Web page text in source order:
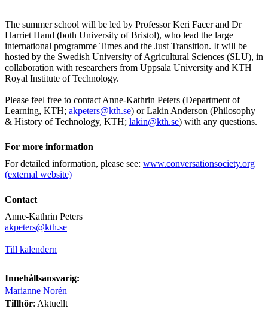
The summer school will be led by Professor Keri Facer and Dr
Harriet Hand (both University of Bristol), who lead the large
international programme Times and the Just Transition. It will be
hosted by the Swedish University of Agricultural Sciences (SLU), in
collaboration with researchers from Uppsala University and KTH
Royal Institute of Technology.
Please feel free to contact Anne-Kathrin Peters (Department of
Learning, KTH; akpeters@kth.se) or Lakin Anderson (Philosophy
& History of Technology, KTH; lakin@kth.se) with any questions.
For more information
For detailed information, please see: www.conversationsociety.org
(external website)
Contact
Anne-Kathrin Peters
​​​​​​​akpeters@kth.se
Till kalendern
Innehållsansvarig:
Marianne Norén
Tillhör: Aktuellt